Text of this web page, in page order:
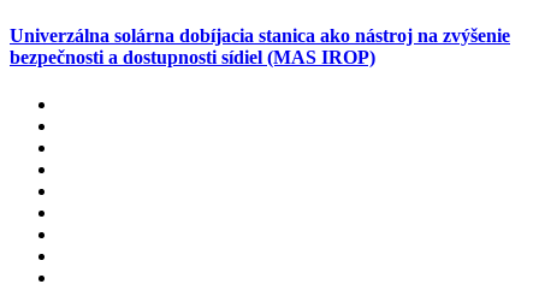
Univerzálna solárna dobíjacia stanica ako nástroj na zvýšenie
bezpečnosti a dostupnosti sídiel (MAS IROP)